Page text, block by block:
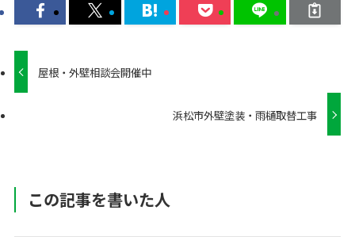
屋根・外壁相談会開催中
浜松市外壁塗装・雨樋取替工事
この記事を書いた人